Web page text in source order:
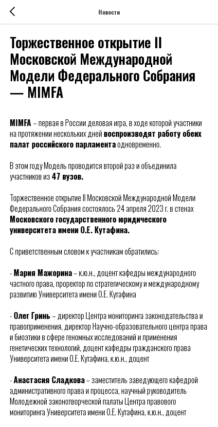
Новости
Торжественное открытие II
Московской Международной
Модели Федерального Собрания
— MIMFA
MIMFA – первая в России деловая игра, в ходе которой участники
на протяжении нескольких дней воспроизводят работу обеих
палат российского парламентаодновременно.
В этом году Модель проводится второй раз и объединила
участников из 47 вузов.
Торжественное открытие II Московской Международной Модели
Федерального Собрания состоялось 24 апреля 2023 г. в стенах
Московского государственного юридического
университета имени О.Е. Кутафина.
С приветственным словом к участникам обратились:
- Мария Мажорина– к.ю.н., доцент кафедры международного
частного права, проректор по стратегическому и международному
развитию Университета имени О.Е. Кутафина
- Олег Гринь – директор Центра мониторинга законодательства и
правоприменения, директор Научно-образовательного центра права
и биоэтики в сфере геномных исследований и применения
генетических технологий, доцент кафедры гражданского права
Университета имени О.Е. Кутафина, к.ю.н., доцент
-Анастасия Сладкова– заместитель заведующего кафедрой
административного права и процесса, научный руководитель
Молодежной законотворческой палаты Центра правового
мониторинга Университета имени О.Е. Кутафина, к.ю.н., доцент